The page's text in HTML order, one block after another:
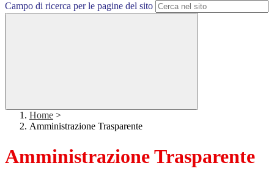
Campo di ricerca per le pagine del sito
Home >
Amministrazione Trasparente
Amministrazione Trasparente